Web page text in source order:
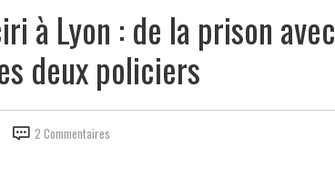
à Lyon : de la prison avec
deux policiers
2 Commentaires